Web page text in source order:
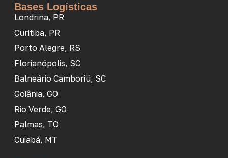
Bases Logísticas
Londrina, PR
Curitiba, PR
Porto Alegre, RS
Florianópolis, SC
Balneário Camboriú, SC
Goiânia, GO
Rio Verde, GO
Palmas, TO
Cuiabá, MT